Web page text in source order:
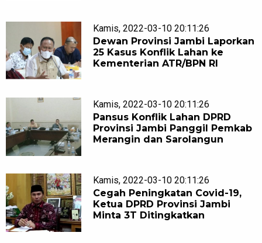
Kamis, 2022-03-10 20:11:26
Dewan Provinsi Jambi Laporkan
25 Kasus Konflik Lahan ke
Kementerian ATR/BPN RI
Kamis, 2022-03-10 20:11:26
Pansus Konflik Lahan DPRD
Provinsi Jambi Panggil Pemkab
Merangin dan Sarolangun
Kamis, 2022-03-10 20:11:26
Cegah Peningkatan Covid-19,
Ketua DPRD Provinsi Jambi
Minta 3T Ditingkatkan